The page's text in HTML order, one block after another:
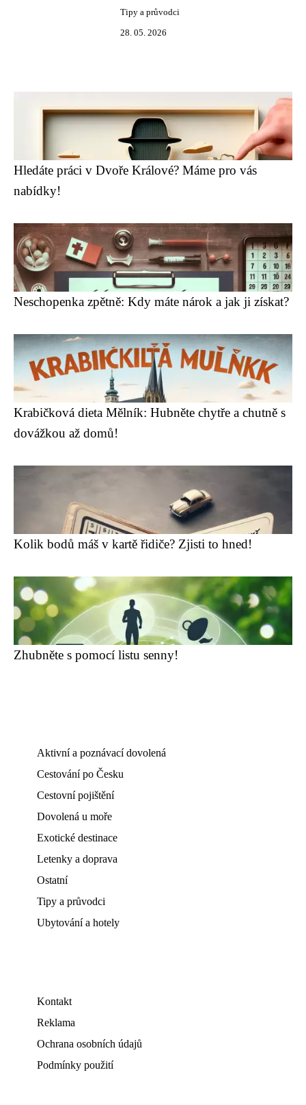
Tipy a průvodci
28. 05. 2026
Hledáte práci v Dvoře Králové? Máme pro vás
nabídky!
Neschopenka zpětně: Kdy máte nárok a jak ji získat?
Krabičková dieta Mělník: Hubněte chytře a chutně s
dovážkou až domů!
Kolik bodů máš v kartě řidiče? Zjisti to hned!
Zhubněte s pomocí listu senny!
Aktivní a poznávací dovolená
Cestování po Česku
Cestovní pojištění
Dovolená u moře
Exotické destinace
Letenky a doprava
Ostatní
Tipy a průvodci
Ubytování a hotely
Kontakt
Reklama
Ochrana osobních údajů
Podmínky použití